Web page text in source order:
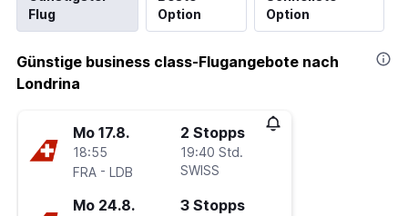
Flug
Option
Option
Günstige business class-Flugangebote nach
Londrina
Mo 17.8.
18:55
FRA - LDB
2 Stopps
19:40 Std.
SWISS
Mo 24.8. 3 Stopps